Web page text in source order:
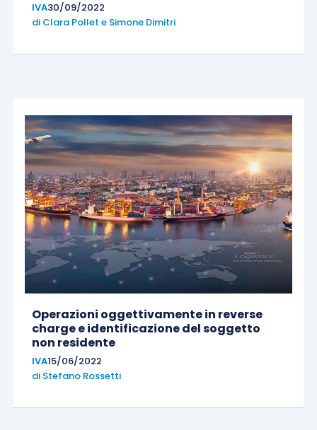
IVA30/09/2022
di Clara Pollet e Simone Dimitri
Operazioni oggettivamente in reverse
charge e identificazione del soggetto
non residente
IVA15/06/2022
di Stefano Rossetti